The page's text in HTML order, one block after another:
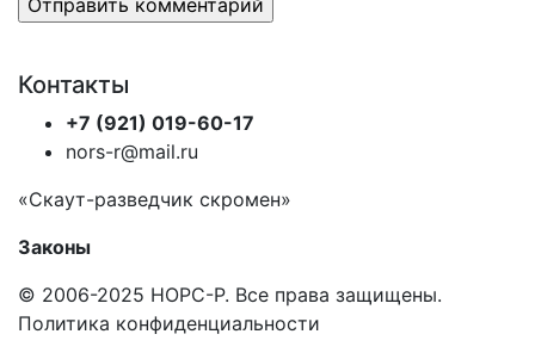
Контакты
+7 (921) 019-60-17
nors-r@mail.ru
«Скаут-разведчик скромен»
Законы
© 2006-2025 НОРС-Р. Все права защищены.
Политика конфиденциальности